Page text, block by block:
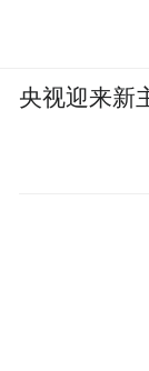
央视迎来新